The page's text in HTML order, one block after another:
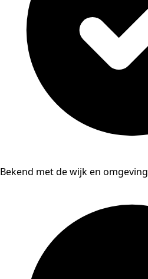
Bekend met de wijk en omgeving